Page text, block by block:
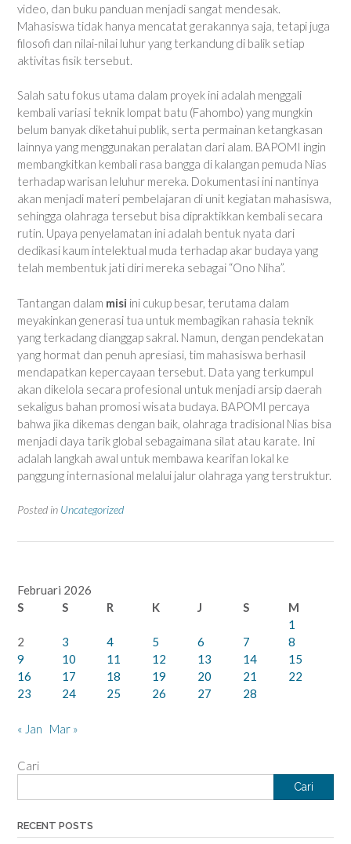
video, dan buku panduan menjadi sangat mendesak.
Mahasiswa tidak hanya mencatat gerakannya saja, tetapi juga
filosofi dan nilai-nilai luhur yang terkandung di balik setiap
aktivitas fisik tersebut.
Salah satu fokus utama dalam proyek ini adalah menggali
kembali variasi teknik lompat batu (Fahombo) yang mungkin
belum banyak diketahui publik, serta permainan ketangkasan
lainnya yang menggunakan peralatan dari alam. BAPOMI ingin
membangkitkan kembali rasa bangga di kalangan pemuda Nias
terhadap warisan leluhur mereka. Dokumentasi ini nantinya
akan menjadi materi pembelajaran di unit kegiatan mahasiswa,
sehingga olahraga tersebut bisa dipraktikkan kembali secara
rutin. Upaya penyelamatan ini adalah bentuk nyata dari
dedikasi kaum intelektual muda terhadap akar budaya yang
telah membentuk jati diri mereka sebagai “Ono Niha”.
Tantangan dalam misi ini cukup besar, terutama dalam
meyakinkan generasi tua untuk membagikan rahasia teknik
yang terkadang dianggap sakral. Namun, dengan pendekatan
yang hormat dan penuh apresiasi, tim mahasiswa berhasil
mendapatkan kepercayaan tersebut. Data yang terkumpul
akan dikelola secara profesional untuk menjadi arsip daerah
sekaligus bahan promosi wisata budaya. BAPOMI percaya
bahwa jika dikemas dengan baik, olahraga tradisional Nias bisa
menjadi daya tarik global sebagaimana silat atau karate. Ini
adalah langkah awal untuk membawa kearifan lokal ke
panggung internasional melalui jalur olahraga yang terstruktur.
Posted in Uncategorized
Februari 2026
S
S R K J S
M
1
2
3 4 5 6 7
8
9
10 11 12 13 14
15
16
17 18 19 20 21
22
23
24 25 26 27 28
« Jan Mar »
Cari
Cari
RECENT POSTS